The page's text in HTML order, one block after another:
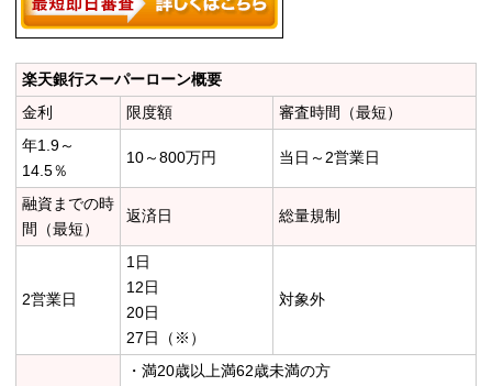
楽天銀行スーパーローン概要
金利
限度額
審査時間（最短）
年1.9～
14.5％
10～800万円 当日～2営業日
融資までの時
間（最短）
返済日 総量規制
2営業日
1日
12日
20日
27日（※）
対象外
・満20歳以上満62歳未満の方